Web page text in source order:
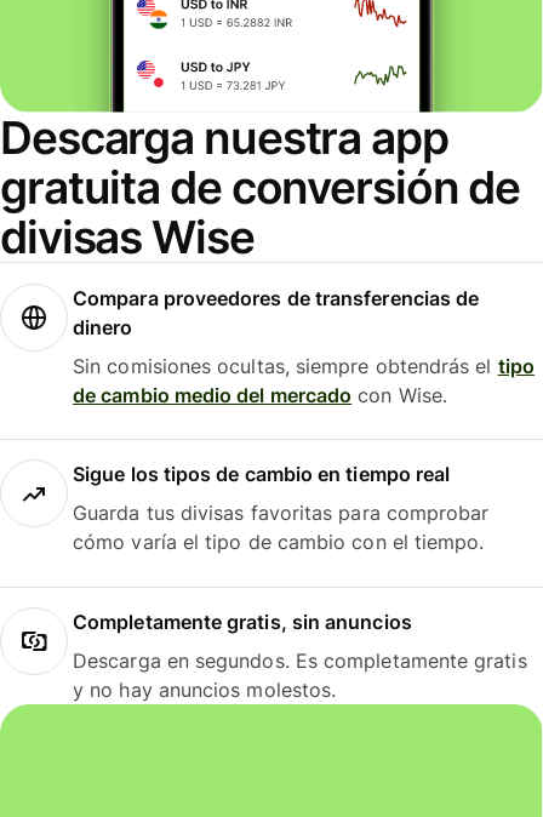
Descarga nuestra app
gratuita de conversión de
divisas Wise
Compara proveedores de transferencias de
dinero
Sin comisiones ocultas, siempre obtendrás el tipo
de cambio medio del mercado con Wise.
Sigue los tipos de cambio en tiempo real
Guarda tus divisas favoritas para comprobar
cómo varía el tipo de cambio con el tiempo.
Completamente gratis, sin anuncios
Descarga en segundos. Es completamente gratis
y no hay anuncios molestos.